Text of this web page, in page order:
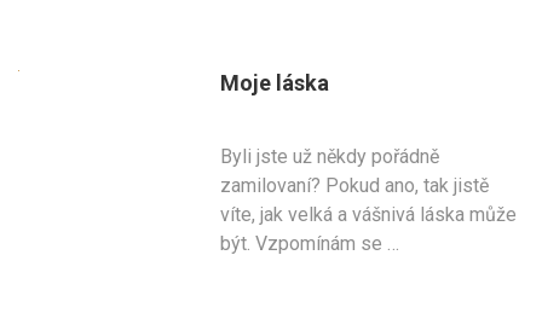
Moje láska
Byli jste už někdy pořádně
zamilovaní? Pokud ano, tak jistě
víte, jak velká a vášnivá láska může
být. Vzpomínám se …